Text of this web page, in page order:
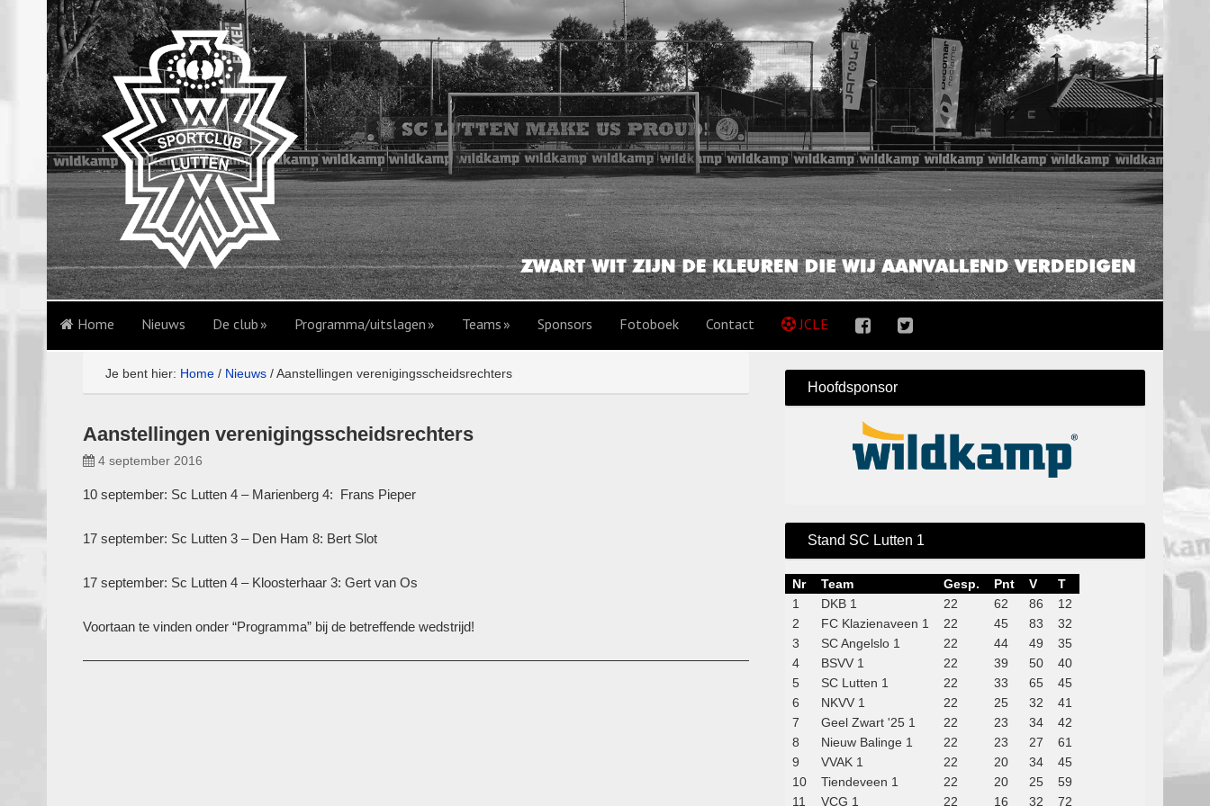
Home Nieuws De club Programma/uitslagen Teams Sponsors Fotoboek Contact JCLE
Je bent hier: Home / Nieuws /Aanstellingen verenigingsscheidsrechters
Aanstellingen verenigingsscheidsrechters
4 september 2016
10 september: Sc Lutten 4 – Marienberg 4: Frans Pieper
17 september: Sc Lutten 3 – Den Ham 8: Bert Slot
17 september: Sc Lutten 4 – Kloosterhaar 3: Gert van Os
Voortaan te vinden onder “Programma” bij de betreffende wedstrijd!
Hoofdsponsor
Stand SC Lutten 1
Nr Team Gesp. Pnt V
T
1
DKB 1 22 62 86
12
2
FC Klazienaveen 1 22 45 83
32
3
SC Angelslo 1 22 44 49
35
4
BSVV 1 22 39 50
40
5
SC Lutten 1 22 33 65
45
6
NKVV 1 22 25 32
41
7
Geel Zwart '25 1 22 23 34
42
8
Nieuw Balinge 1 22 23 27
61
9
VVAK 1 22 20 34
45
10
Tiendeveen 1 22 20 25
59
11
VCG 1 22 16 32 72